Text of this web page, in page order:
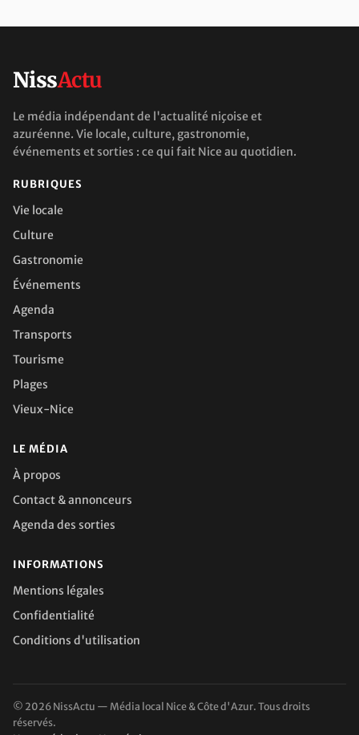
NissActu
Le média indépendant de l'actualité niçoise et
azuréenne. Vie locale, culture, gastronomie,
événements et sorties : ce qui fait Nice au quotidien.
RUBRIQUES
Vie locale
Culture
Gastronomie
Événements
Agenda
Transports
Tourisme
Plages
Vieux-Nice
LE MÉDIA
À propos
Contact & annonceurs
Agenda des sorties
INFORMATIONS
Mentions légales
Confidentialité
Conditions d'utilisation
© 2026 NissActu — Média local Nice & Côte d'Azur. Tous droits
réservés.